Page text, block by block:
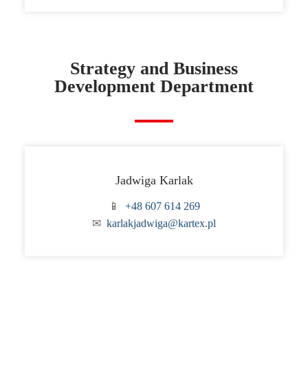
Strategy and Business
Development Department
Jadwiga Karlak
📱 +48 607 614 269
✉ karlakjadwiga@kartex.pl